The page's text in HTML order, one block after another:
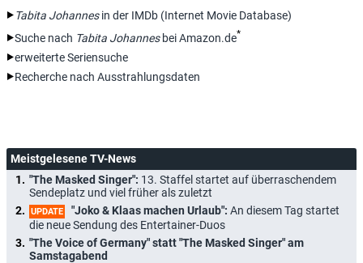
Tabita Johannesin der IMDb (Internet Movie Database)
Suche nach Tabita Johannesbei Amazon.de*
erweiterte Seriensuche
Recherche nach Ausstrahlungsdaten
Meistgelesene TV-News
"The Masked Singer": 13. Staffel startet auf überraschendem
Sendeplatz und viel früher als zuletzt
UPDATE "Joko & Klaas machen Urlaub": An diesem Tag startet
die neue Sendung des Entertainer-Duos
"The Voice of Germany" statt "The Masked Singer" am
Samstagabend